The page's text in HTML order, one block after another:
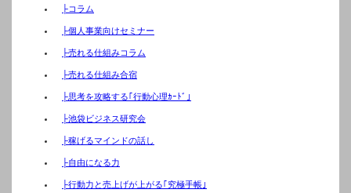
├コラム
├個人事業向けセミナー
├売れる仕組みコラム
├売れる仕組み合宿
├思考を攻略する｢行動心理ｶｰﾄﾞ｣
├池袋ビジネス研究会
├稼げるマインドの話し
├自由になる力
├行動力と売上げが上がる｢究極手帳｣